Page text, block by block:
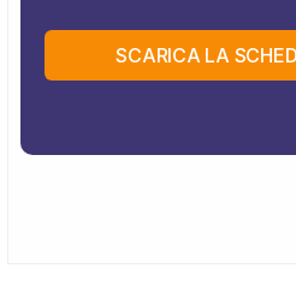
SCARICA LA